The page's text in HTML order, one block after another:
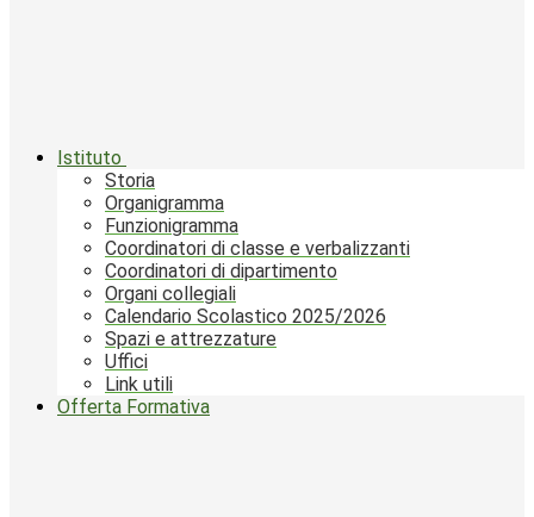
Istituto
Storia
Organigramma
Funzionigramma
Coordinatori di classe e verbalizzanti
Coordinatori di dipartimento
Organi collegiali
Calendario Scolastico 2025/2026
Spazi e attrezzature
Uffici
Link utili
Offerta Formativa